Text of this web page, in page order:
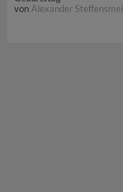
von Alexander